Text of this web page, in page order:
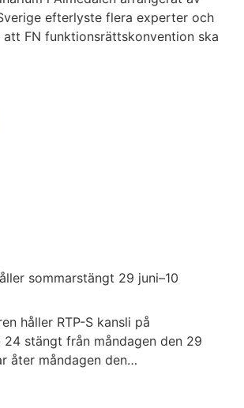
efterlyste flera experter och
FN funktionsrättskonvention ska
sommarstängt 29 juni–10
håller RTP-S kansli på
24 stängt från måndagen den 29
åter måndagen den…